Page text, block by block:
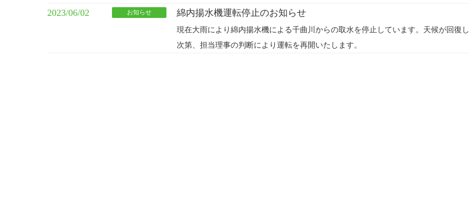
2023/06/02 お知らせ 綿内揚水機運転停止のお知らせ
現在大雨により綿内揚水機による千曲川からの取水を停止しています。天候が回復し
次第、担当理事の判断により運転を再開いたします。